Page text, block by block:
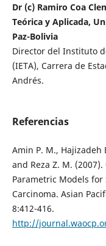
Dr (c) Ramiro Coa
Teórica y Aplicada,
Paz-Bolivia
Director del Instituto
(IETA), Carrera de
Andrés.
Referencias
Amin P. M., Hajizadeh
and Reza Z. M.
Parametric Models
Carcinoma. Asian
8:412-416.
http://